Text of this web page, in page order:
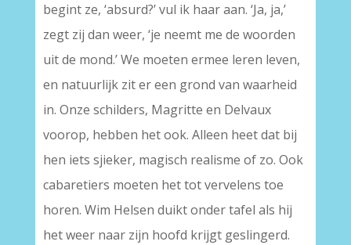
begint ze, ‘absurd?’ vul ik haar aan. ‘Ja, ja,’
zegt zij dan weer, ‘je neemt me de woorden
uit de mond.’ We moeten ermee leren leven,
en natuurlijk zit er een grond van waarheid
in. Onze schilders, Magritte en Delvaux
voorop, hebben het ook. Alleen heet dat bij
hen iets sjieker, magisch realisme of zo. Ook
cabaretiers moeten het tot vervelens toe
horen. Wim Helsen duikt onder tafel als hij
het weer naar zijn hoofd krijgt geslingerd.